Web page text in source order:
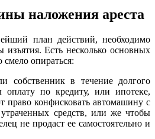
наложения ареста
план действий, необходимо
изъятия. Есть несколько основных
опираться:
собственник в течение долгого
оплату по кредиту, или ипотеке,
право конфисковать автомашину с
средств, или же чтобы
не продаст ее самостоятельно и